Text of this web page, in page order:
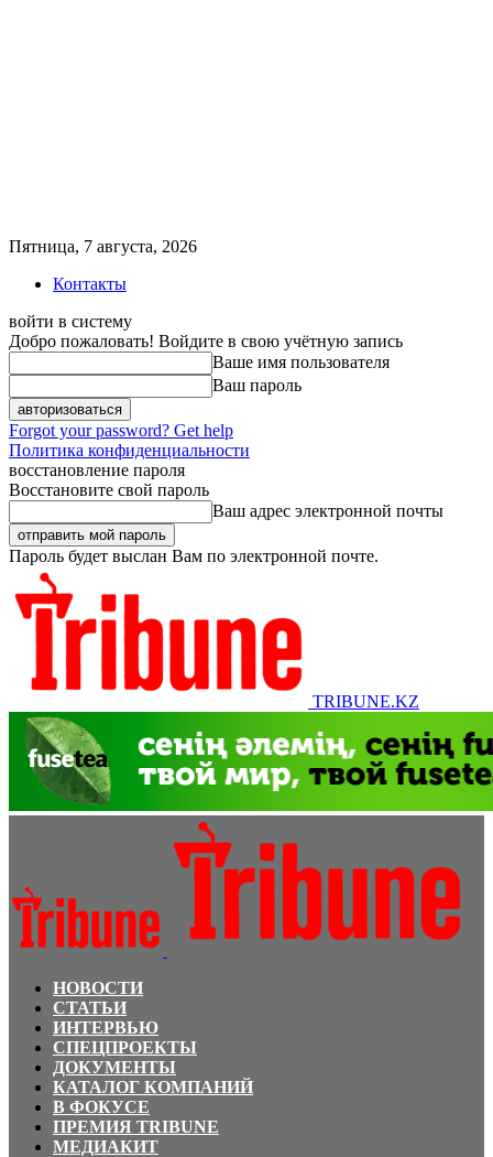
Пятница, 7 августа, 2026
Контакты
войти в систему
Добро пожаловать! Войдите в свою учётную запись
Ваше имя пользователя
Ваш пароль
Forgot your password? Get help
Политика конфиденциальности
восстановление пароля
Восстановите свой пароль
Ваш адрес электронной почты
Пароль будет выслан Вам по электронной почте.
TRIBUNE.KZ
НОВОСТИ
СТАТЬИ
ИНТЕРВЬЮ
СПЕЦПРОЕКТЫ
ДОКУМЕНТЫ
КАТАЛОГ КОМПАНИЙ
В ФОКУСЕ
ПРЕМИЯ TRIBUNE
МЕДИАКИТ